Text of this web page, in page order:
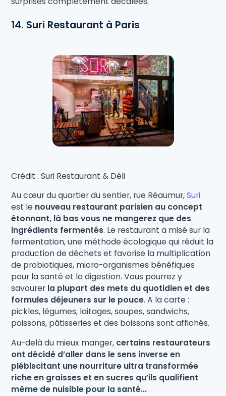
14. Suri Restaurant à Paris
Crédit : Suri Restaurant & Déli
Au cœur du quartier du sentier, rue Réaumur,Suri
est le nouveau restaurant parisien au concept
étonnant, là bas vous ne mangerez que des
ingrédients fermentés. Le restaurant a misé sur la
fermentation, une méthode écologique qui réduit la
production de déchets et favorise la multiplication
de probiotiques, micro-organismes bénéfiques
pour la santé et la digestion. Vous pourrez y
savourer la plupart des mets du quotidien et des
formules déjeuners sur le pouce. A la carte :
pickles, légumes, laitages, soupes, sandwichs,
poissons, pâtisseries et des boissons sont affichés.
Au-delà du mieux manger, certains restaurateurs
ont décidé d’aller dans le sens inverse en
plébiscitant une nourriture ultra transformée
riche en graisses et en sucres qu’ils qualifient
même de nuisible pour la santé...